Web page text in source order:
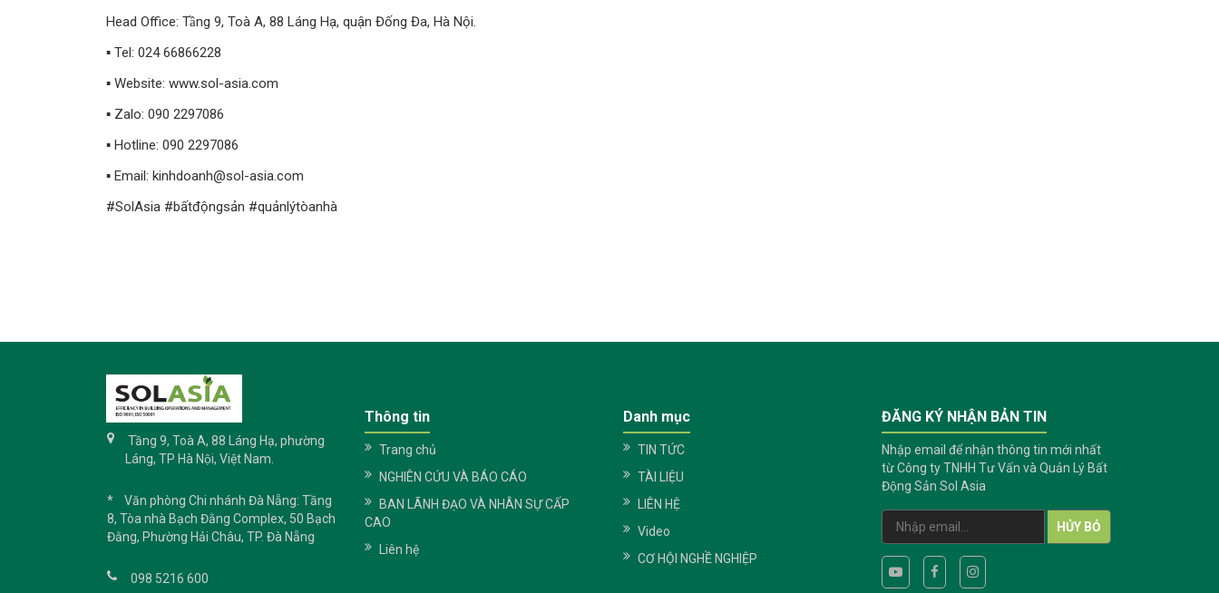
Head Office: Tầng 9, Toà A, 88 Láng Hạ, quận Đống Đa, Hà Nội.
▪️ Tel: 024 66866228
▪️ Website: www.sol-asia.com
▪️ Zalo: 090 2297086
▪️ Hotline: 090 2297086
▪️ Email: kinhdoanh@sol-asia.com
#SolAsia #bấtđộngsản #quảnlýtòanhà
Tầng 9, Toà A, 88 Láng Hạ, phường
Láng, TP Hà Nội, Việt Nam.
* Văn phòng Chi nhánh Đà Nẵng: Tầng
8, Tòa nhà Bạch Đằng Complex, 50 Bạch
Đằng, Phường Hải Châu, TP. Đà Nẵng
098 5216 600
Thông tin
Trang chủ
NGHIÊN CỨU VÀ BÁO CÁO
BAN LÃNH ĐẠO VÀ NHÂN SỰ CẤP
CAO
Liên hệ
Danh mục
TIN TỨC
TÀI LIỆU
LIÊN HỆ
Video
CƠ HỘI NGHỀ NGHIỆP
ĐĂNG KÝ NHẬN BẢN TIN
Nhập email để nhận thông tin mới nhất
từ Công ty TNHH Tư Vấn và Quản Lý Bất
Động Sản Sol Asia
HỦY BỎ